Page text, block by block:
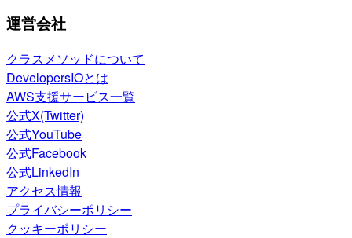
運営会社
クラスメソッドについて
DevelopersIOとは
AWS支援サービス一覧
公式X(Twitter)
公式YouTube
公式Facebook
公式LinkedIn
アクセス情報
プライバシーポリシー
クッキーポリシー